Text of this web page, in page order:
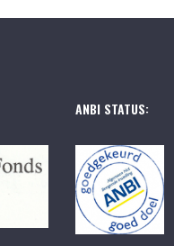
ANBI STATUS: